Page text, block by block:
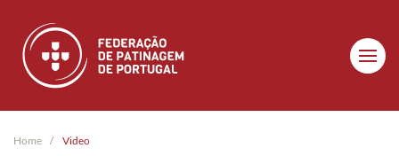
Skip to main content
Home Video